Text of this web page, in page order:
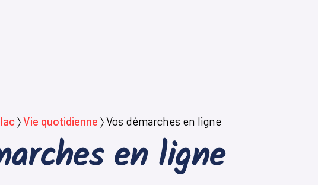
〉Vie quotidienne 〉Vos démarches en ligne
en ligne